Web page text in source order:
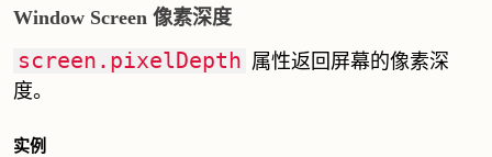
Window Screen 像素深度
screen.pixelDepth 属性返回屏幕的像素深
度。
实例